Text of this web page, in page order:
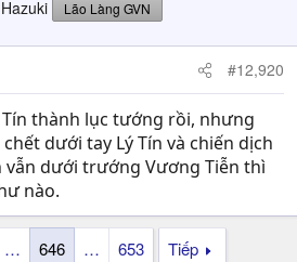
Lão Làng GVN
#12,920
Tín thành lục tướng rồi, nhưng
dưới tay Lý Tín và chiến dịch
vẫn dưới trướng Vương Tiễn thì
nào.
… 646 … 653 Tiếp